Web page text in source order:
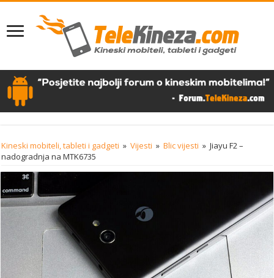
Kineski mobiteli, tableti i gadgeti » Vijesti » Blic vijesti » Jiayu F2 –
nadogradnja na MTK6735